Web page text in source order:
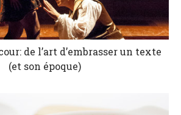
de l’art d’embrasser un texte
(et son époque)